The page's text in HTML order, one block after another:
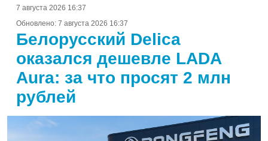
7 августа 2026 16:37
Обновлено: 7 августа 2026 16:37
Белорусский Delica
оказался дешевле LADA
Aura: за что просят 2 млн
рублей